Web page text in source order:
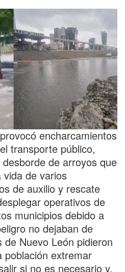
encharcamientos
transporte público,
de arroyos que
vida de varios
de auxilio y rescate
operativos de
municipios debido a
no dejaban de
Nuevo León pidieron
extremar
si no es necesario y,